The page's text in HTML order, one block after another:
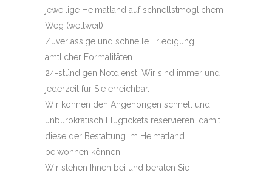
jeweilige Heimatland auf schnellstmöglichem
Weg (weltweit)
Zuverlässige und schnelle Erledigung
amtlicher Formalitäten
24-stündigen Notdienst. Wir sind immer und
jederzeit für Sie erreichbar.
Wir können den Angehörigen schnell und
unbürokratisch Flugtickets reservieren, damit
diese der Bestattung im Heimatland
beiwohnen können
Wir stehen Ihnen bei und beraten Sie